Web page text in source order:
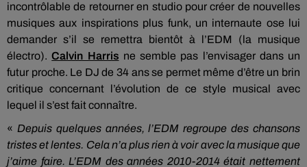
incontrôlable de retourner en studio pour créer de nouvelles
musiques aux inspirations plus funk, un internaute ose lui
demander s’il se remettra bientôt à l’EDM
(la musique
électro). Calvin Harris ne semble pas l’envisager dans un
futur proche. Le DJ de 34 ans se permet même d’être un brin
critique concernant l’évolution de ce style musical avec
lequel il s’est fait connaître.
« Depuis quelques années, l’EDM regroupe des chansons
tristes et lentes. Cela n’a plus rien à voir avec la musique que
j’aime faire. L’EDM des années 2010-2014 était nettement